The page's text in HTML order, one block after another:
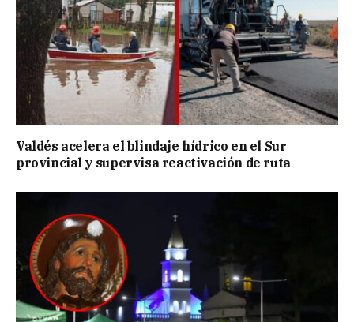
Valdés acelera el blindaje hídrico en el Sur
provincial y supervisa reactivación de ruta